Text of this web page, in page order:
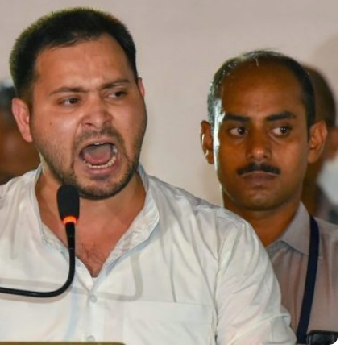
शिवसेना
UBT
में
बड़ा
भूचाल,
6
सांसदों
ने
छोड़ा
साथ,
इस
में
हुए
शामिल!
जून 17, 2026
शिवसेना UBT में बड़ा भूचाल, 6 सांसदों ने
छोड़ा साथ, इस पार्टी में हुए शामिल!